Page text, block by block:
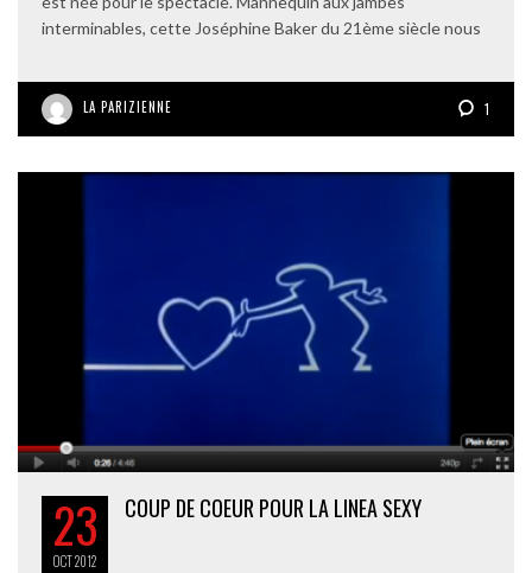
interminables, cette Joséphine Baker du 21ème siècle nous
LA PARIZIENNE 1
23
OCT2012
COUP DE COEUR POUR LA LINEA SEXY